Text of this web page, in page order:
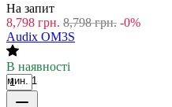
На запит
8,798 грн. 8,798 грн. -0%
Audix OM3S
В наявності
мин. 1